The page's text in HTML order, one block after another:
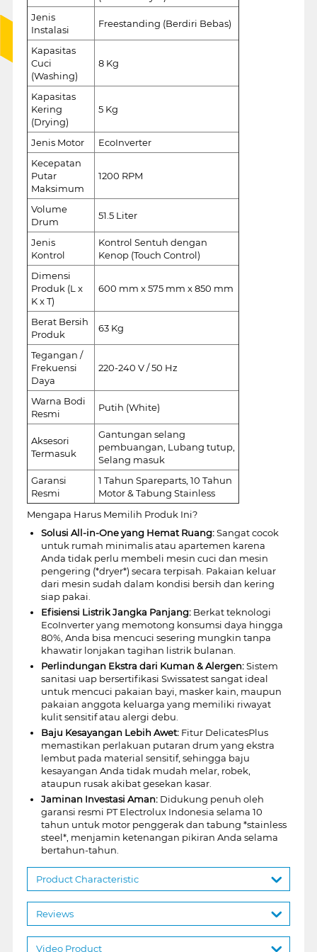
Jenis
Instalasi
Freestanding (Berdiri Bebas)
Kapasitas
Cuci
(Washing)
8 Kg
Kapasitas
Kering
(Drying)
5 Kg
Jenis Motor
EcoInverter
Kecepatan
Putar
Maksimum
1200 RPM
Volume
Drum
51.5 Liter
Jenis
Kontrol
Kontrol Sentuh dengan
Kenop (Touch Control)
Dimensi
Produk (L x
K x T)
600 mm x 575 mm x 850 mm
Berat Bersih
Produk
63 Kg
Tegangan /
Frekuensi
Daya
220-240 V / 50 Hz
Warna Bodi
Resmi
Putih (White)
Aksesori
Termasuk
Gantungan selang
pembuangan, Lubang tutup,
Selang masuk
Garansi
Resmi
1 Tahun Spareparts, 10 Tahun
Motor & Tabung Stainless
Mengapa Harus Memilih Produk Ini?
Solusi All-in-One yang Hemat Ruang:Sangat cocok
untuk rumah minimalis atau apartemen karena
Anda tidak perlu membeli mesin cuci dan mesin
pengering (*dryer*) secara terpisah. Pakaian keluar
dari mesin sudah dalam kondisi bersih dan kering
siap pakai.
Efisiensi Listrik Jangka Panjang:Berkat teknologi
EcoInverter yang memotong konsumsi daya hingga
80%, Anda bisa mencuci sesering mungkin tanpa
khawatir lonjakan tagihan listrik bulanan.
Perlindungan Ekstra dari Kuman & Alergen:Sistem
sanitasi uap bersertifikasi Swissatest sangat ideal
untuk mencuci pakaian bayi, masker kain, maupun
pakaian anggota keluarga yang memiliki riwayat
kulit sensitif atau alergi debu.
Baju Kesayangan Lebih Awet:Fitur DelicatesPlus
memastikan perlakuan putaran drum yang ekstra
lembut pada material sensitif, sehingga baju
kesayangan Anda tidak mudah melar, robek,
ataupun rusak akibat gesekan kasar.
Jaminan Investasi Aman:Didukung penuh oleh
garansi resmi PT Electrolux Indonesia selama 10
tahun untuk motor penggerak dan tabung *stainless
steel*, menjamin ketenangan pikiran Anda selama
bertahun-tahun.
Product Characteristic
Reviews
Video Product